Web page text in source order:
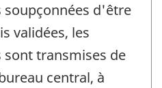
soupçonnées d'être
validées, les
sont transmises de
central, à